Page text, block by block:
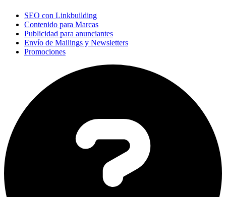
SEO con Linkbuilding
Contenido para Marcas
Publicidad para anunciantes
Envío de Mailings y Newsletters
Promociones